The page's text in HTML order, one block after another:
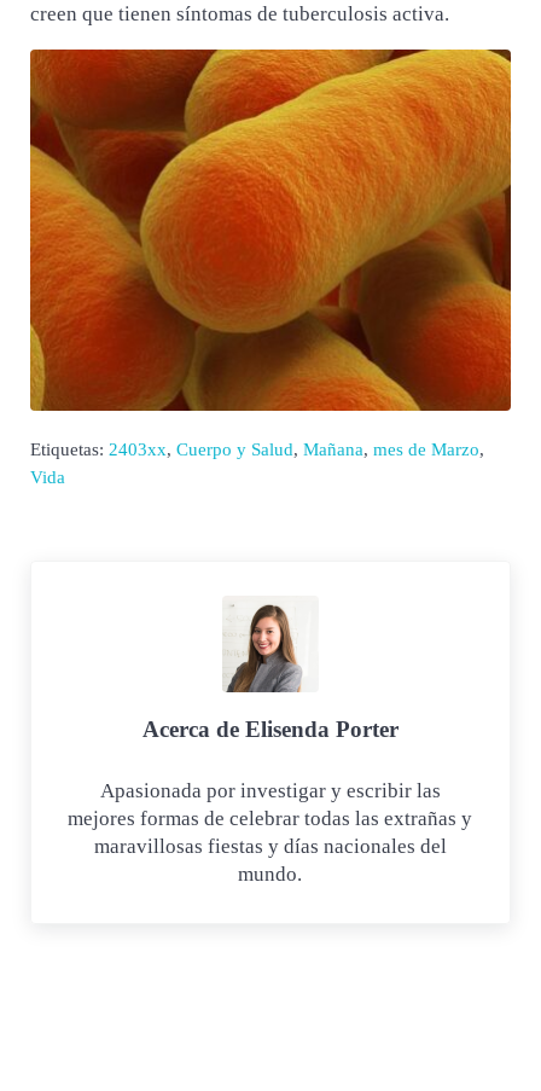
creen que tienen síntomas de tuberculosis activa.
Etiquetas: 2403xx, Cuerpo y Salud, Mañana, mes de Marzo,
Vida
Acerca de Elisenda Porter
Apasionada por investigar y escribir las
mejores formas de celebrar todas las extrañas y
maravillosas fiestas y días nacionales del
mundo.